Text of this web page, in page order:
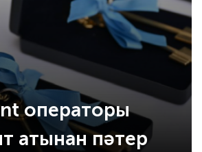
операторы
атынан пәтер